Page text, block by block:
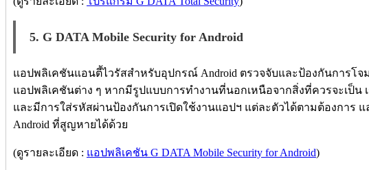
5. G DATA Mobile Security for Android
แอปพลิเคชันแอนตี้ไวรัสสำหรับอุปกรณ์ Android ตรวจจับและป้องกันการโจ
แอปพลิเคชันต่าง ๆ หากมีรูปแบบการทำงานที่นอกเหนือจากสิ่งที่ควรจะเป็น
และมีการใส่รหัสผ่านป้องกันการเปิดใช้งานแอปฯ แต่ละตัวได้ตามต้องการ
Android ที่สูญหายได้ด้วย
(ดูรายละเอียด : แอปพลิเคชัน G DATA Mobile Security for Android)